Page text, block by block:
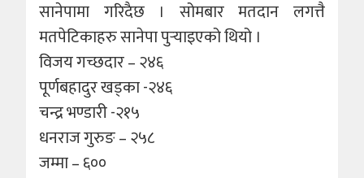
सानेपामा गरिदैछ । सोमबार मतदान लगत्तै
मतपेटिकाहरु सानेपा पुर्‍याइएको थियो ।
विजय गच्छदार – २४६
पूर्णबहादुर खड्का -२४६
चन्द्र भण्डारी -२१५
धनराज गुरुङ – २५८
जम्मा – ६००